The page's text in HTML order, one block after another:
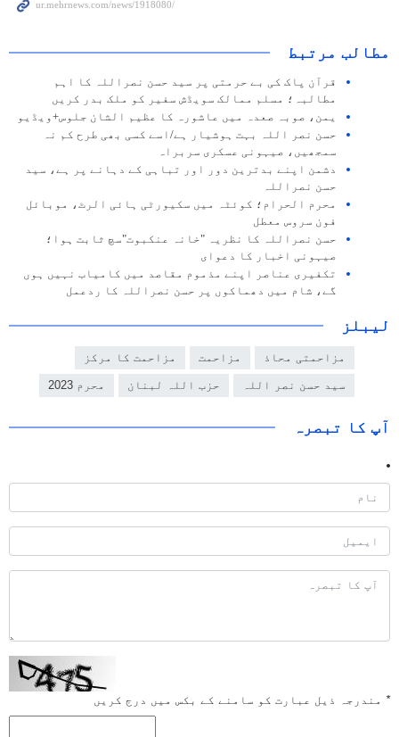
مطالب مرتبط
قرآن پاک کی بے حرمتی پر سید حسن نصراللہ کا اہم
مطالبہ؛ مسلم ممالک سویڈش سفیر کو ملک بدر کریں
یمن، صوبہ صعدہ میں عاشورہ کا عظیم الشان جلوس+ویڈیو
حسن نصر اللہ بہت ہوشیار ہے/اسے کسی بھی طرح کم نہ
سمجھیں، صیہونی عسکری سربراہ
دشمن اپنے بدترین دور اور تباہی کے دہانے پر ہے، سید
حسن نصراللہ
محرم الحرام؛ کوئٹہ میں سکیورٹی ہائی الرٹ، موبائل
فون سروس معطل
حسن نصراللہ کا نظریہ "خانہ عنکبوت"سچ ثابت ہوا؛
صیہونی اخبار کا دعوای
تکفیری عناصر اپنے مذموم مقاصد میں کامیاب نہیں ہوں
گے، شام میں دھماکوں پر حسن نصراللہ کا ردعمل
لیبلز
مزاحمتی محاذ مزاحمت مزاحمت کا مرکز
سید حسن نصر اللہ حزب اللہ لبنان محرم 2023
آپ کا تبصرہ
* مندرجہ ذیل عبارت کو سامنے کے بکس میں درج کریں